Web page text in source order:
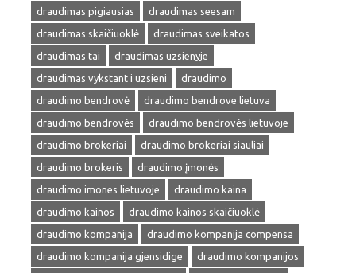
draudimas pigiausias
draudimas seesam
draudimas skaičiuoklė
draudimas sveikatos
draudimas tai
draudimas uzsienyje
draudimas vykstant i uzsieni
draudimo
draudimo bendrovė
draudimo bendrove lietuva
draudimo bendrovės
draudimo bendrovės lietuvoje
draudimo brokeriai
draudimo brokeriai siauliai
draudimo brokeris
draudimo įmonės
draudimo imones lietuvoje
draudimo kaina
draudimo kainos
draudimo kainos skaičiuoklė
draudimo kompanija
draudimo kompanija compensa
draudimo kompanija gjensidige
draudimo kompanijos